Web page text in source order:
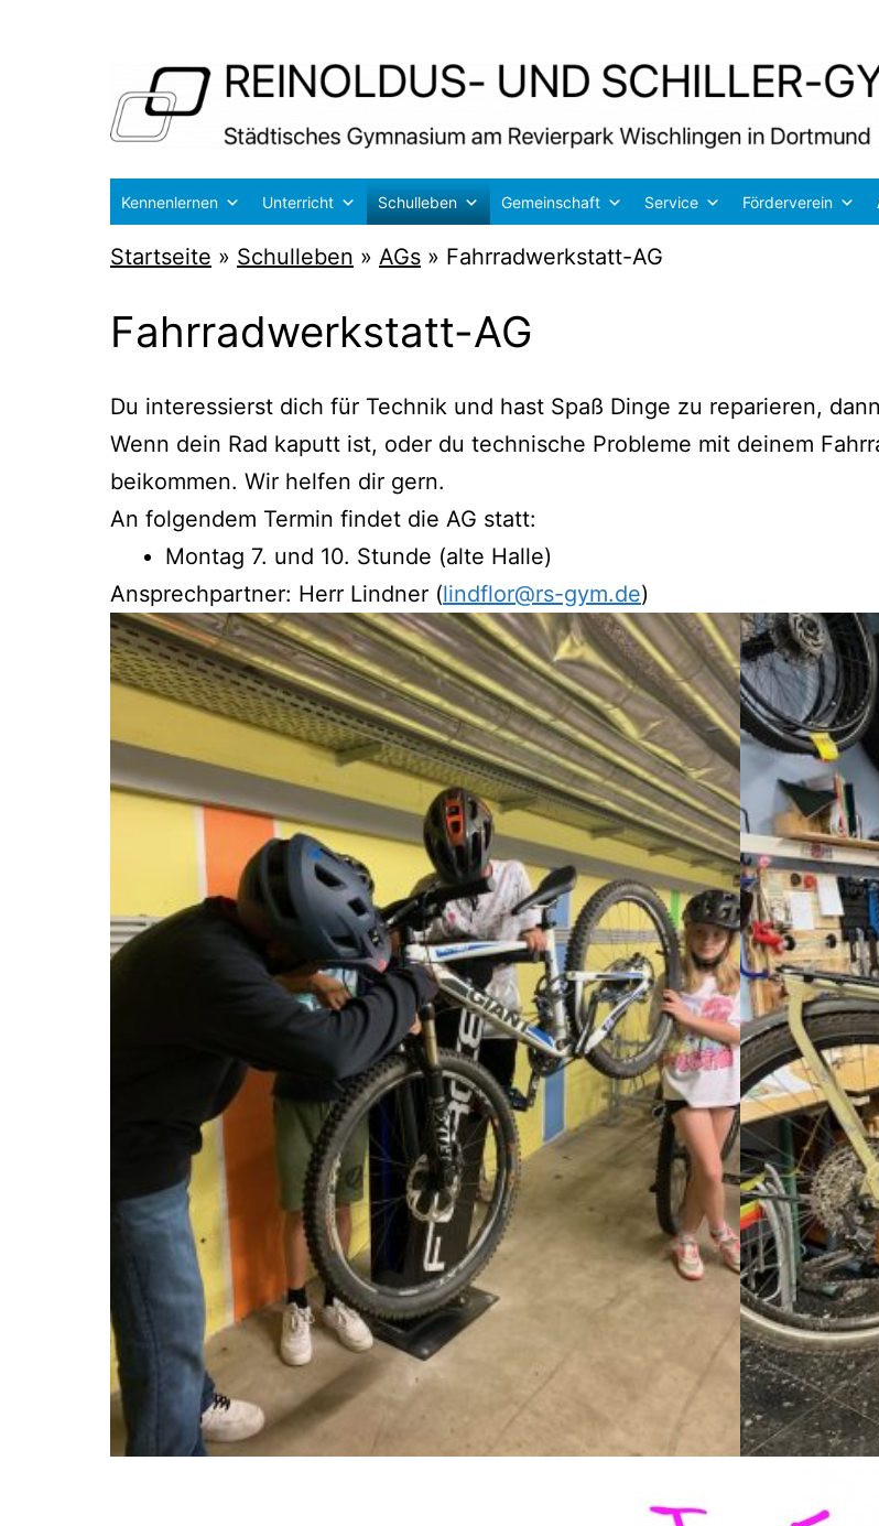
Reinoldus-
und
Schiller-
Dortmund
Kennenlernen Unterricht Schulleben Gemeinschaft Service Förderverein
Startseite » Schulleben » AGs » Fahrradwerkstatt-AG
Fahrradwerkstatt-AG
Du inter­es­sierst dich für Tech­nik und hast Spaß Din­ge zu repa­rie­ren,
Wenn dein Rad kaputt ist, oder du tech­ni­sche Pro­ble­me mit dei­nem
bei­kom­men. Wir hel­fen dir gern.
An fol­gen­dem Ter­min fin­det die AG statt:
Mon­tag 7. und 10. Stun­de (alte Halle)
Ansprech­part­ner: Herr Lind­ner (lindflor@rs-gym.de)